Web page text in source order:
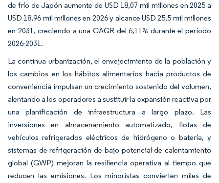
de frío de Japón aumente de USD 18,07 mil millones en 2025 a
USD 18,96 mil millones en 2026 y alcance USD 25,5 mil millones
en 2031, creciendo a una CAGR del 6,11% durante el período
2026-2031.
La continua urbanización, el envejecimiento de la población y
los cambios en los hábitos alimentarios hacia productos de
conveniencia impulsan un crecimiento sostenido del volumen,
alentando a los operadores a sustituir la expansión reactiva por
una planificación de infraestructura a largo plazo. Las
inversiones en almacenamiento automatizado, flotas de
vehículos refrigerados eléctricos de hidrógeno o batería, y
sistemas de refrigeración de bajo potencial de calentamiento
global (GWP) mejoran la resiliencia operativa al tiempo que
reducen las emisiones. Los minoristas convierten miles de